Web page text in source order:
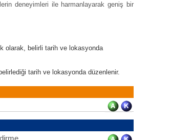
deneyimleri ile harmanlayarak geniş bir
olarak, belirli tarih ve lokasyonda
tarih ve lokasyonda düzenlenir.